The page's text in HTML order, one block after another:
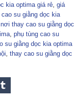
kia optima giá rẻ giá
cao su giằng dọc kia
nơi thay cao su giằng dọc
phụ tùng cao su
su giằng dọc kia optima
thay cao su giằng dọc